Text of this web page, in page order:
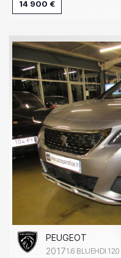
14 900 €
PEUGEOT
20171.6 BLUEHDI